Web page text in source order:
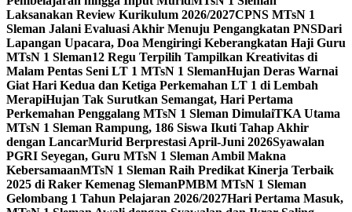
Laksanakan Review Kurikulum 2026/2027CPNS MTsN 1
Sleman Jalani Evaluasi Akhir Menuju Pengangkatan PNSDari
Lapangan Upacara, Doa Mengiringi Keberangkatan Haji Guru
MTsN 1 Sleman12 Regu Terpilih Tampilkan Kreativitas di
Malam Pentas Seni LT 1 MTsN 1 SlemanHujan Deras Warnai
Giat Hari Kedua dan Ketiga Perkemahan LT 1 di Lembah
MerapiHujan Tak Surutkan Semangat, Hari Pertama
Perkemahan Penggalang MTsN 1 Sleman DimulaiTKA Utama
MTsN 1 Sleman Rampung, 186 Siswa Ikuti Tahap Akhir
dengan LancarMurid Berprestasi April-Juni 2026Syawalan
PGRI Seyegan, Guru MTsN 1 Sleman Ambil Makna
KebersamaanMTsN 1 Sleman Raih Predikat Kinerja Terbaik
2025 di Raker Kemenag SlemanPMBM MTsN 1 Sleman
Gelombang 1 Tahun Pelajaran 2026/2027Hari Pertama Masuk,